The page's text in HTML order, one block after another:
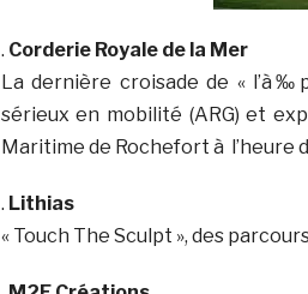
. Corderie Royale de la Mer
La dernière croisade de «
sérieux en mobilité (ARG) et
Maritime de Rochefort à l’heure
. Lithias
« Touch The Sculpt », des